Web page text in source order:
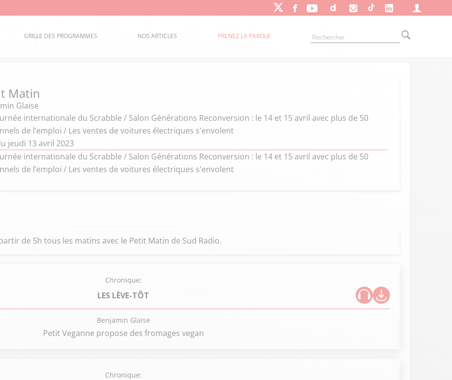
GRILLE DES PROGRAMMES NOS ARTICLES PRENEZ LA PAROLE
Matin
Glaise
internationale du Scrabble / Salon Générations Reconversion : le 14 et 15 avril avec plus de 50
de l’emploi / Les ventes de voitures électriques s'envolent
jeudi 13 avril 2023
internationale du Scrabble / Salon Générations Reconversion : le 14 et 15 avril avec plus de 50
de l’emploi / Les ventes de voitures électriques s'envolent
de 5h tous les matins avec le Petit Matin de Sud Radio.
Chronique:
LES LÈVE-TÔT
Benjamin Glaise
Petit Veganne propose des fromages vegan
Chronique: